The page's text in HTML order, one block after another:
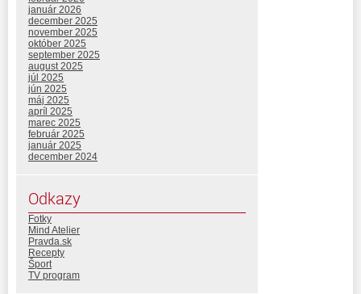
január 2026
december 2025
november 2025
október 2025
september 2025
august 2025
júl 2025
jún 2025
máj 2025
apríl 2025
marec 2025
február 2025
január 2025
december 2024
Odkazy
Fotky
Mind Atelier
Pravda.sk
Recepty
Šport
TV program